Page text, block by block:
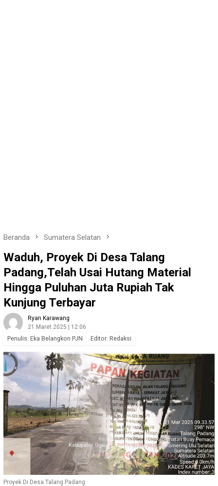
Beranda Sumatera Selatan
Waduh, Proyek Di Desa Talang
Padang,Telah Usai Hutang Material
Hingga Puluhan Juta Rupiah Tak
Kunjung Terbayar
Ryan Karawang
21 Maret 2025 | 12:06
Penulis: Eka Belangkon PJN Editor: Redaksi
Proyek Di Desa Talang Padang